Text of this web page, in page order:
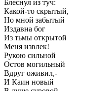
Блеснул из туч:
Какой-то скрытый,
Но мной забытый
Издавна бог
Из тьмы открытой
Меня извлек!
Рукою сильной
Остов могильный
Вдруг оживил,-
И Каин новый